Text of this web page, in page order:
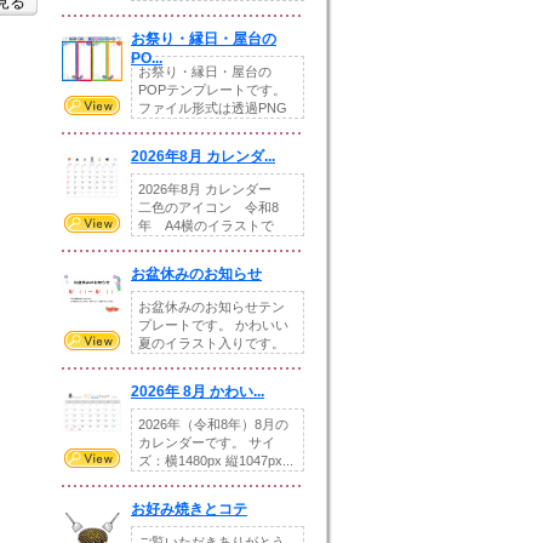
お祭り・縁日・屋台の
PO...
お祭り・縁日・屋台の
POPテンプレートです。
ファイル形式は透過PNG
2026年8月 カレンダ...
2026年8月 カレンダー
二色のアイコン 令和8
年 A4横のイラストで
お盆休みのお知らせ
お盆休みのお知らせテン
プレートです。 かわいい
夏のイラスト入りです。
2026年 8月 かわい...
2026年（令和8年）8月の
カレンダーです。 サイ
ズ：横1480px 縦1047px...
お好み焼きとコテ